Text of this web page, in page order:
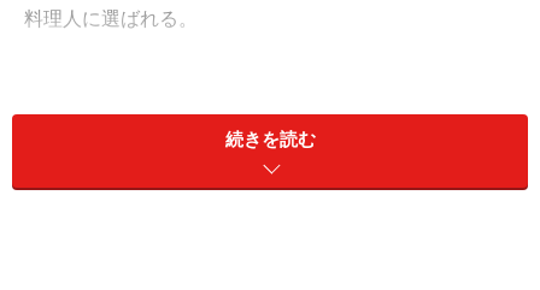
料理人に選ばれる。
続きを読む